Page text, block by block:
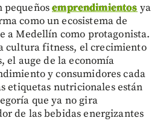
pequeñosemprendimientos ya
como un ecosistema de
a Medellín como protagonista.
cultura fitness, el crecimiento
el auge de la economía
y consumidores cada
etiquetas nutricionales están
que ya no gira
de las bebidas energizantes